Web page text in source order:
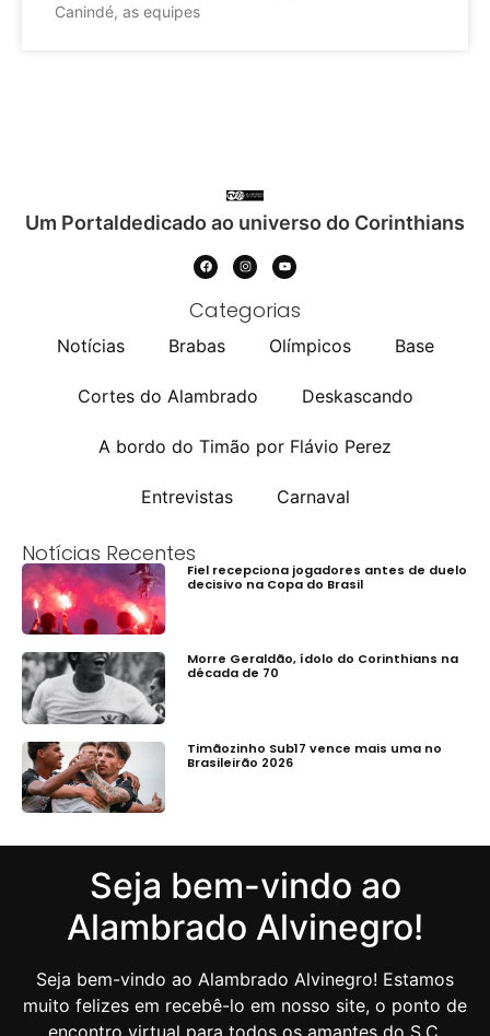
Canindé, as equipes
Um Portaldedicado ao universo do Corinthians
Categorias
Notícias Brabas Olímpicos Base
Cortes do Alambrado Deskascando
A bordo do Timão por Flávio Perez
Entrevistas Carnaval
Notícias Recentes
Fiel recepciona jogadores antes de duelo
decisivo na Copa do Brasil
Morre Geraldão, ídolo do Corinthians na
década de 70
Timãozinho Sub17 vence mais uma no
Brasileirão 2026
Seja bem-vindo ao
Alambrado Alvinegro!
Seja bem-vindo ao Alambrado Alvinegro! Estamos
muito felizes em recebê-lo em nosso site, o ponto de
encontro virtual para todos os amantes do S.C.